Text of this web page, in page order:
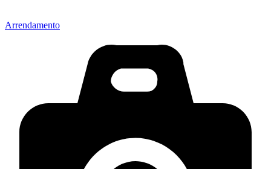
Arrendamento